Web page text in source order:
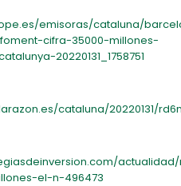
emisoras/cataluna/
cifra-35000-millones-
20220131_1758751
cataluna/20220131/
el-n-496473